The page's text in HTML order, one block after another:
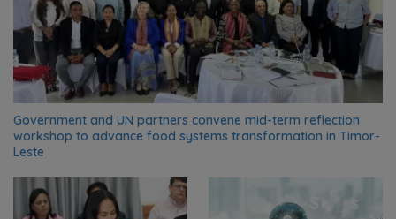
Government and UN partners convene mid-term reflection
workshop to advance food systems transformation in Timor-
Leste